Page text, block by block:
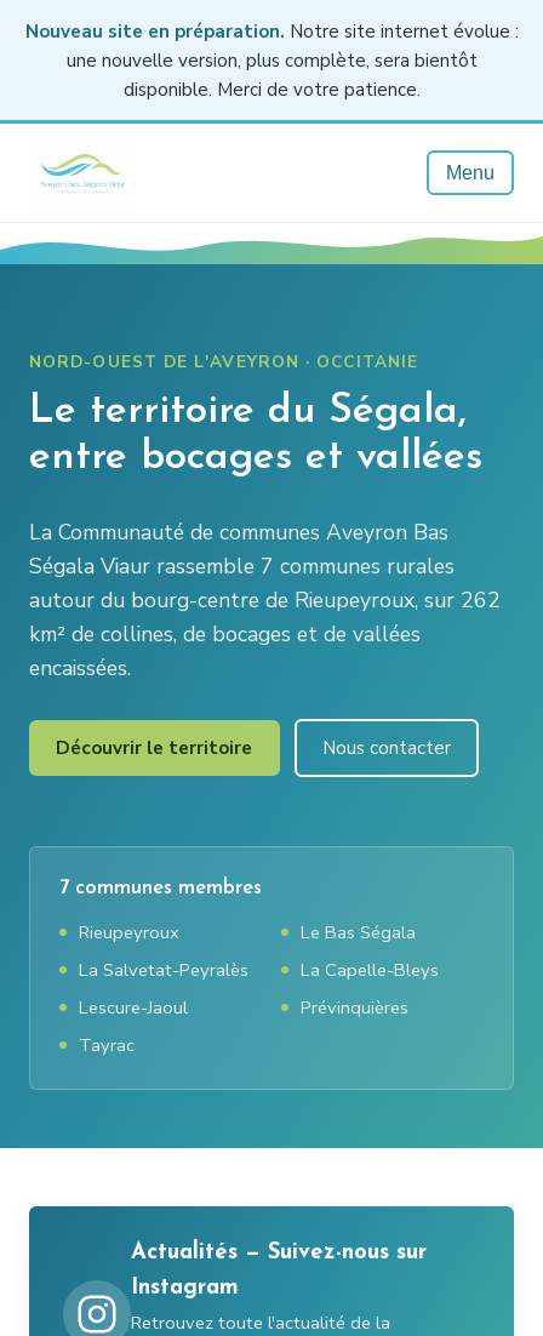
Nouveau site en préparation. Notre site internet évolue :
une nouvelle version, plus complète, sera bientôt
disponible. Merci de votre patience.
Menu
NORD-OUEST DE L'AVEYRON · OCCITANIE
Le territoire du Ségala,
entre bocages et vallées
La Communauté de communes Aveyron Bas
Ségala Viaur rassemble 7 communes rurales
autour du bourg-centre de Rieupeyroux, sur 262
km² de collines, de bocages et de vallées
encaissées.
Découvrir le territoire Nous contacter
7 communes membres
Rieupeyroux
Le Bas Ségala
La Salvetat-Peyralès
La Capelle-Bleys
Lescure-Jaoul
Prévinquières
Tayrac
Actualités — Suivez-nous sur
Instagram
Retrouvez toute l'actualité de la